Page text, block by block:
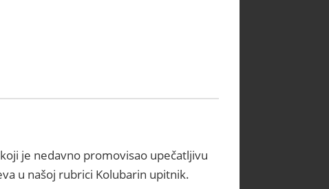
je nedavno promovisao upečatljivu
u našoj rubrici Kolubarin upitnik.